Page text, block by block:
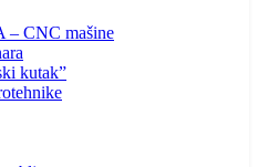
– CNC mašine
kutak”